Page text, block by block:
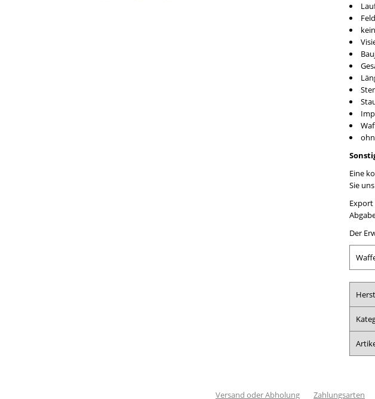
Eine
Sie
Der
Versand oder Abholung Zahlungsarten